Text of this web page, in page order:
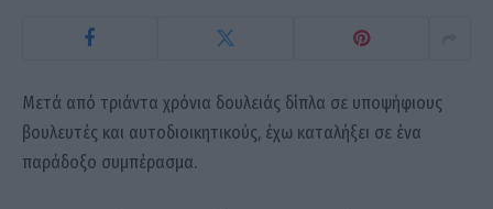
Μετά από τριάντα χρόνια δουλειάς δίπλα σε υποψήφιους
βουλευτές και αυτοδιοικητικούς, έχω καταλήξει σε ένα
παράδοξο συμπέρασμα.